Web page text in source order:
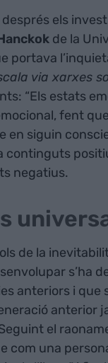
després els
de la
portava
via xarxes
“Els estats
fent
en siguin
continguts
negatius.
de la
s’ha
anteriors i que
anterior
el
com una